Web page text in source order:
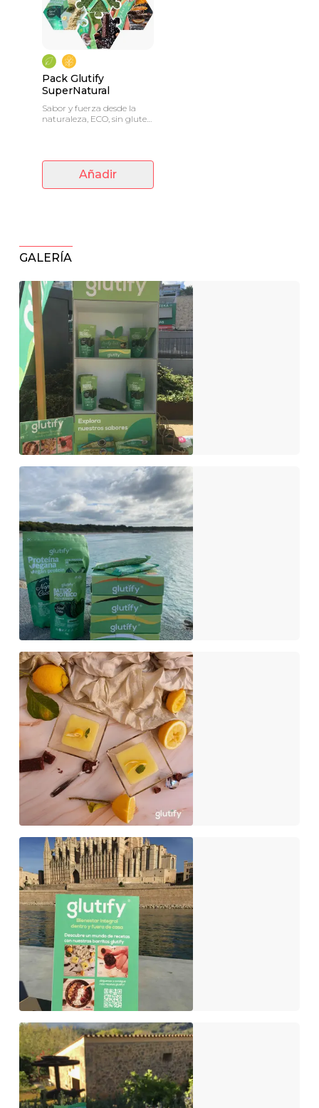
Pack Glutify
SuperNatural
Sabor y fuerza desde la
naturaleza, ECO, sin gluten,
Añadir
GALERÍA